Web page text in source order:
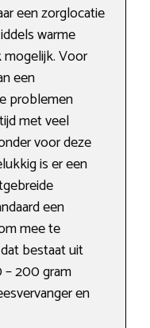
een zorglocatie
warme
mogelijk. Voor
een
problemen
met veel
voor deze
is er een
een
mee te
bestaat uit
– 200 gram
en